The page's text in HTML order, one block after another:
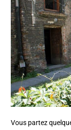
Vous partez